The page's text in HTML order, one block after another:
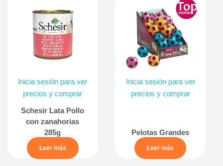
Inicia sesión para ver
precios y comprar
Schesir Lata Pollo
con zanahorias
285g
Leer más
Inicia sesión para ver
precios y comprar
Pelotas Grandes
Leer más